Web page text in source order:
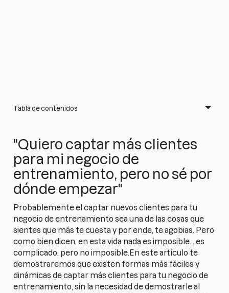
Tabla de contenidos
"Quiero captar más clientes
para mi negocio de
entrenamiento, pero no sé por
dónde empezar"
Probablemente el captar nuevos clientes para tu
negocio de entrenamiento sea una de las cosas que
sientes que más te cuesta y por ende, te agobias. Pero
como bien dicen, en esta vida nada es imposible… es
complicado, pero no imposible.En este artículo te
demostraremos que existen formas más fáciles y
dinámicas de captar más clientes para tu negocio de
entrenamiento, sin la necesidad de demostrarle al